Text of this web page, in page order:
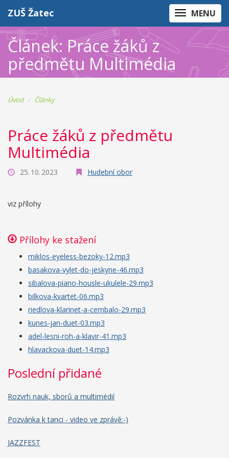
MENU
ZUŠ Žatec
Článek: Práce žáků z
předmětu Multimédia
Úvod Články
Práce žáků z předmětu
Multimédia
25. 10. 2023 Hudební obor
viz přílohy
Přílohy ke stažení
miklos-eyeless-bezoky-12.mp3
basakova-vylet-do-jeskyne-46.mp3
sibalova-piano-housle-ukulele-29.mp3
bilkova-kvartet-06.mp3
riedlova-klarinet-a-cembalo-29.mp3
kunes-jan-duet-03.mp3
adel-lesni-roh-a-klavir-41.mp3
hlavackova-duet-14.mp3
Poslední přidané
Rozvrh nauk, sborů a multimédií
Pozvánka k tanci - video ve zprávě:-)
JAZZFEST